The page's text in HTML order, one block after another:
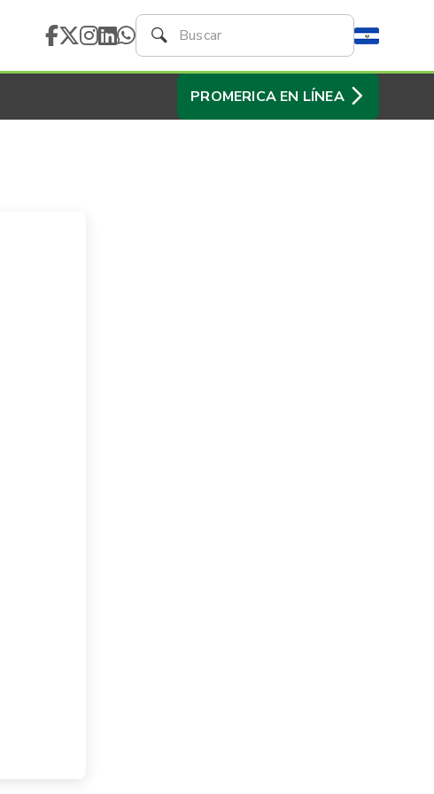
PROMERICA EN LÍNEA